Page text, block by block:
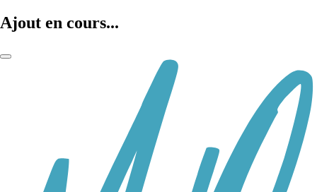
Ajout en cours...